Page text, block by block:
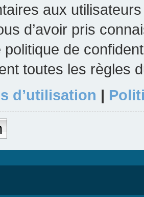
aux
d’avoir pris
politique de
toutes les règles
d’utilisation |